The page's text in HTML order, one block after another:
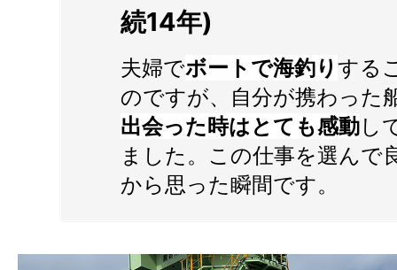
続14年)
夫婦でボートで海釣り する
のですが、自分が携わった
出会った時はとても感動し
ました。この仕事を選んで
から思った瞬間です。